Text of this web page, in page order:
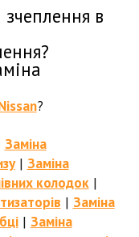
в
?
Заміна
| Заміна
колодок|
| Заміна
| Заміна